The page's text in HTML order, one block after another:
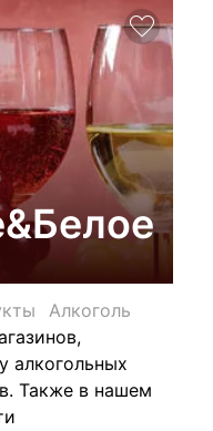
Алкоголь
алкогольных
Также в нашем